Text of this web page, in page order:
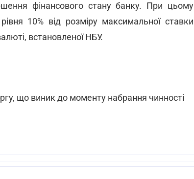
фінансового стану банку. При цьому
10% від розміру максимальної ставки
встановленої НБУ.
що виник до моменту набрання чинності